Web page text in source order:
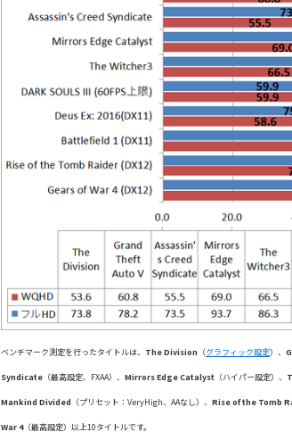
ベンチマーク測定を行ったタイトルは、 The Division （グラフィック設定）、
Syndicate （最高設定、FXAA）、 Mirrors Edge Catalyst （ハイパー設定）、
Mankind Divided （プリセット：VeryHigh、AAなし）、 Rise of the Tomb
War 4（最高設定）以上10タイトルです。